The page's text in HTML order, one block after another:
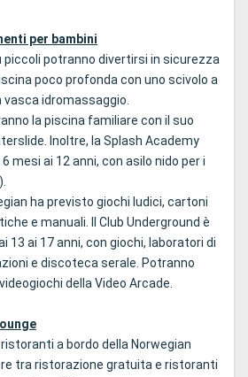
per bambini
piccoli potranno divertirsi in sicurezza
poco profonda con uno scivolo a
vasca idromassaggio.
la piscina familiare con il suo
Inoltre, la Splash Academy
mesi ai 12 anni, con asilo nido per i
ha previsto giochi ludici, cartoni
e manuali. Il Club Underground è
13 ai 17 anni, con giochi, laboratori di
e discoteca serale. Potranno
della Video Arcade.
a bordo della Norwegian
tra ristorazione gratuita e ristoranti